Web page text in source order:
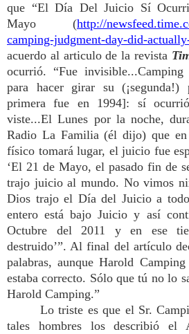
que “El Día Del Juicio Sí
Mayo (http://
camping-judgment-day-did-
acuerdo al articulo de la revista
ocurrió. “Fue
para hacer girar su
primera fue en 1994]: sí
viste...El Lunes por la noche,
Radio La Familia (él dijo) que
físico tomará lugar, el juicio fue
‘El 21 de Mayo, el pasado fin de
trajo juicio al mundo. No vimos
Dios trajo el Día del Juicio a
entero está bajo Juicio y así
Octubre del 2011 y en ese
destruido’”. Al final del artículo
palabras, aunque Harold
estaba correcto. Sólo que tú no lo
Harold Camping.”
Lo triste es que el Sr.
tales hombres los describió el